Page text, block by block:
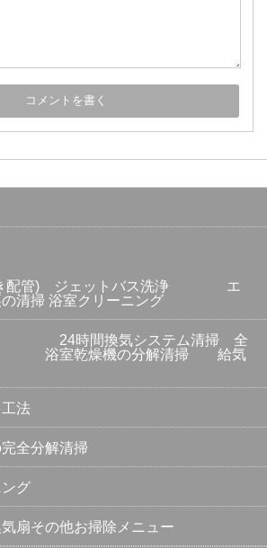
き配管) ジェットバス洗浄 エ
清掃 浴室クリーニング
24時間換気システム清掃 全
室乾燥機の分解清掃 給気
法
全分解清掃
グ
扇その他お掃除メニュー